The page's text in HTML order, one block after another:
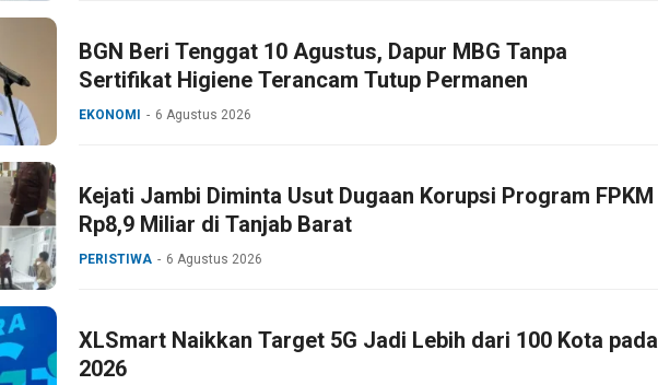
BGN Beri Tenggat 10 Agustus, Dapur MBG Tanpa
Sertifikat Higiene Terancam Tutup Permanen
EKONOMI 6 Agustus 2026
Kejati Jambi Diminta Usut Dugaan Korupsi Program FPKM
Rp8,9 Miliar di Tanjab Barat
PERISTIWA 6 Agustus 2026
XLSmart Naikkan Target 5G Jadi Lebih dari 100 Kota pada
2026